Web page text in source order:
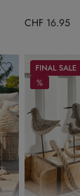
CHF 16.95
Sale
%
%